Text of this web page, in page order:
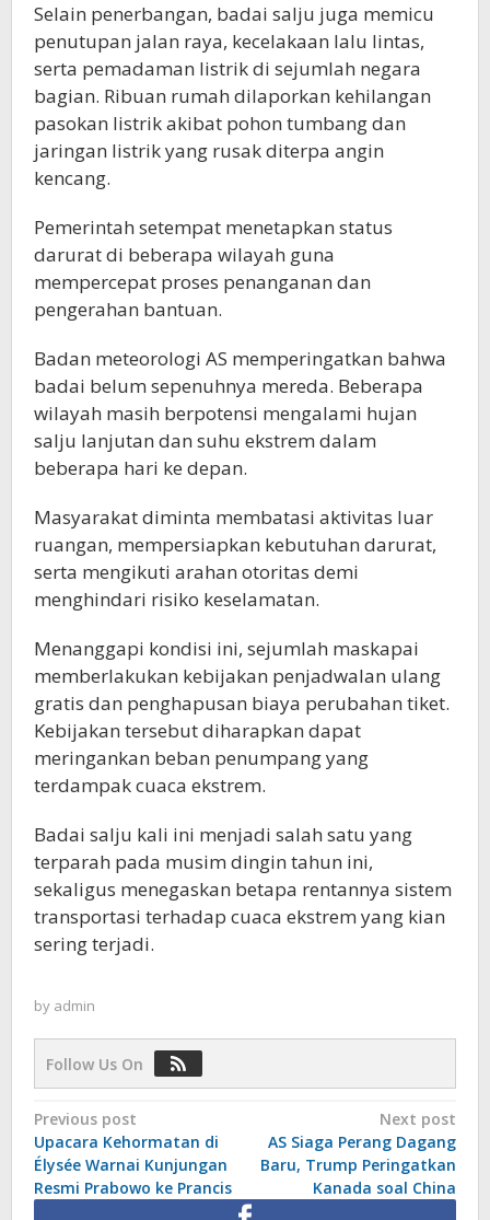
Selain penerbangan, badai salju juga memicu
penutupan jalan raya, kecelakaan lalu lintas,
serta pemadaman listrik di sejumlah negara
bagian. Ribuan rumah dilaporkan kehilangan
pasokan listrik akibat pohon tumbang dan
jaringan listrik yang rusak diterpa angin
kencang.
Pemerintah setempat menetapkan status
darurat di beberapa wilayah guna
mempercepat proses penanganan dan
pengerahan bantuan.
Badan meteorologi AS memperingatkan bahwa
badai belum sepenuhnya mereda. Beberapa
wilayah masih berpotensi mengalami hujan
salju lanjutan dan suhu ekstrem dalam
beberapa hari ke depan.
Masyarakat diminta membatasi aktivitas luar
ruangan, mempersiapkan kebutuhan darurat,
serta mengikuti arahan otoritas demi
menghindari risiko keselamatan.
Menanggapi kondisi ini, sejumlah maskapai
memberlakukan kebijakan penjadwalan ulang
gratis dan penghapusan biaya perubahan tiket.
Kebijakan tersebut diharapkan dapat
meringankan beban penumpang yang
terdampak cuaca ekstrem.
Badai salju kali ini menjadi salah satu yang
terparah pada musim dingin tahun ini,
sekaligus menegaskan betapa rentannya sistem
transportasi terhadap cuaca ekstrem yang kian
sering terjadi.
by admin
Follow Us On
Post
navigation
Previous post
Upacara Kehormatan di
Élysée Warnai Kunjungan
Resmi Prabowo ke Prancis
Next post
AS Siaga Perang Dagang
Baru, Trump Peringatkan
Kanada soal China